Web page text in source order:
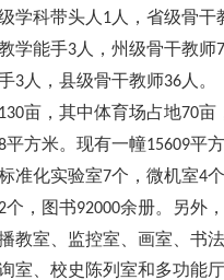
学科带头人 1 人，省级骨干
学能手3 人，州级骨干教师7
3 人，县级骨干教师36 人。
130亩，其中体育场占地70亩
平方米。现有一幢15609平
准化实验室7个，微机室4
个，图书92000余册。另外
教室、监控室、画室、书
室、校史陈列室和多功能